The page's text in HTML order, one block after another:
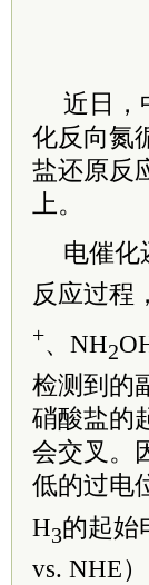
近日，
化反向氮
盐还原反
上。
电催化
反应过程
+、NH2
检测到的
硝酸盐的
会交叉。
低的过电
H3的起始
vs. NHE